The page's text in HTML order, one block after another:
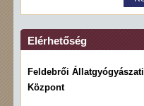
Elérhetőség
Feldebrői Állatgyógyászati
Központ